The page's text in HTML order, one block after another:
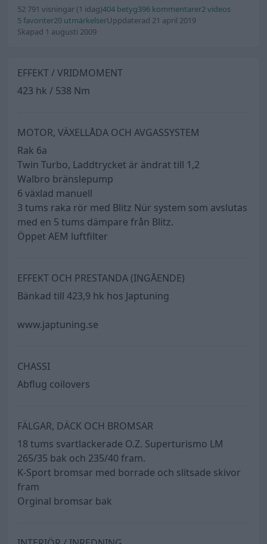
52 791 visningar (1 idag)404 betyg396 kommentarer2 videos
5 favoriter20 utmärkelserUppdaterad 21 april 2019
Skapad 1 augusti 2009
EFFEKT / VRIDMOMENT
423 hk / 538 Nm
MOTOR, VÄXELLÅDA OCH AVGASSYSTEM
Rak 6a
Twin Turbo, Laddtrycket är ändrat till 1,2
Walbro bränslepump
6 växlad manuell
3 tums raka rör med Blitz Nür system som avslutas
med en 5 tums dämpare från Blitz.
Öppet AEM luftfilter
EFFEKT OCH PRESTANDA (INGÅENDE)
Bänkad till 423,9 hk hos Japtuning
www.japtuning.se
CHASSI
Abflug coilovers
FÄLGAR, DÄCK OCH BROMSAR
18 tums svartlackerade O.Z. Superturismo LM
265/35 bak och 235/40 fram.
K-Sport bromsar med borrade och slitsade skivor
fram
Orginal bromsar bak